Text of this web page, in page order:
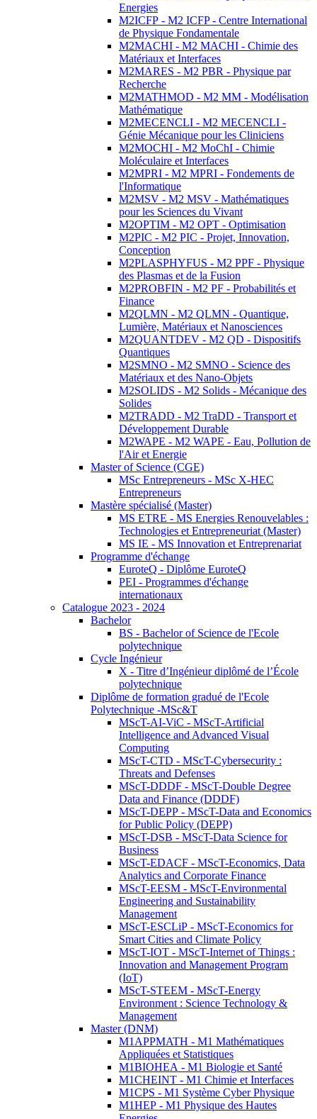
Energies
M2ICFP - M2 ICFP - Centre International
de Physique Fondamentale
M2MACHI - M2 MACHI - Chimie des
Matériaux et Interfaces
M2MARES - M2 PBR - Physique par
Recherche
M2MATHMOD - M2 MM - Modélisation
Mathématique
M2MECENCLI - M2 MECENCLI -
Génie Mécanique pour les Cliniciens
M2MOCHI - M2 MoChI - Chimie
Moléculaire et Interfaces
M2MPRI - M2 MPRI - Fondements de
l'Informatique
M2MSV - M2 MSV - Mathématiques
pour les Sciences du Vivant
M2OPTIM - M2 OPT - Optimisation
M2PIC - M2 PIC - Projet, Innovation,
Conception
M2PLASPHYFUS - M2 PPF - Physique
des Plasmas et de la Fusion
M2PROBFIN - M2 PF - Probabilités et
Finance
M2QLMN - M2 QLMN - Quantique,
Lumière, Matériaux et Nanosciences
M2QUANTDEV - M2 QD - Dispositifs
Quantiques
M2SMNO - M2 SMNO - Science des
Matériaux et des Nano-Objets
M2SOLIDS - M2 Solids - Mécanique des
Solides
M2TRADD - M2 TraDD - Transport et
Développement Durable
M2WAPE - M2 WAPE - Eau, Pollution de
l'Air et Energie
Master of Science (CGE)
MSc Entrepreneurs - MSc X-HEC
Entrepreneurs
Mastère spécialisé (Master)
MS ETRE - MS Energies Renouvelables :
Technologies et Entrepreneuriat (Master)
MS IE - MS Innovation et Entreprenariat
Programme d'échange
EuroteQ - Diplôme EuroteQ
PEI - Programmes d'échange
internationaux
Catalogue 2023 - 2024
Bachelor
BS - Bachelor of Science de l'Ecole
polytechnique
Cycle Ingénieur
X - Titre d’Ingénieur diplômé de l’École
polytechnique
Diplôme de formation gradué de l'Ecole
Polytechnique -MSc&T
MScT-AI-ViC - MScT-Artificial
Intelligence and Advanced Visual
Computing
MScT-CTD - MScT-Cybersecurity :
Threats and Defenses
MScT-DDDF - MScT-Double Degree
Data and Finance (DDDF)
MScT-DEPP - MScT-Data and Economics
for Public Policy (DEPP)
MScT-DSB - MScT-Data Science for
Business
MScT-EDACF - MScT-Economics, Data
Analytics and Corporate Finance
MScT-EESM - MScT-Environmental
Engineering and Sustainability
Management
MScT-ESCLiP - MScT-Economics for
Smart Cities and Climate Policy
MScT-IOT - MScT-Internet of Things :
Innovation and Management Program
(IoT)
MScT-STEEM - MScT-Energy
Environment : Science Technology &
Management
Master (DNM)
M1APPMATH - M1 Mathématiques
Appliquées et Statistiques
M1BIOHEA - M1 Biologie et Santé
M1CHEINT - M1 Chimie et Interfaces
M1CPS - M1 Système Cyber Physique
M1HEP - M1 Physique des Hautes